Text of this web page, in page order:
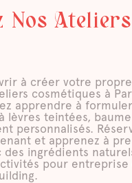
Nos
à créer votre
cosmétiques à
apprendre à
lèvres teintées,
personnalisés.
et apprenez à
des ingrédients
pour entreprise